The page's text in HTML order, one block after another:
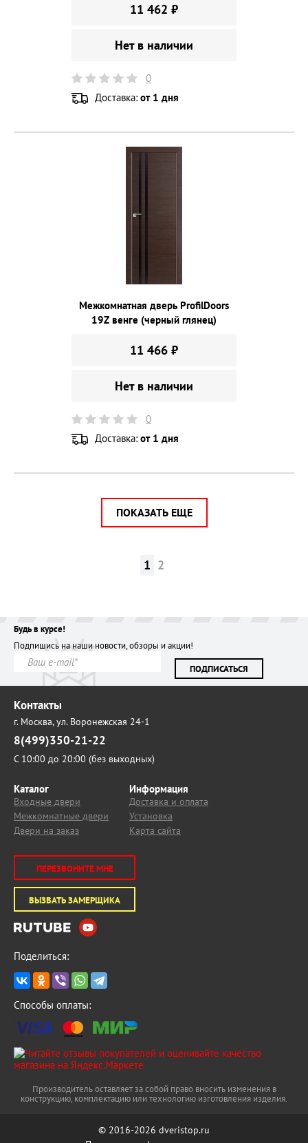
11 462 ₽
Нет в наличии
0
Доставка: от 1 дня
Межкомнатная дверь ProfilDoors
19Z венге (черный глянец)
11 466 ₽
Нет в наличии
0
Доставка: от 1 дня
ПОКАЗАТЬ ЕЩЕ
1 2
Будь в курсе!
Подпишись на наши новости, обзоры и акции!
ПОДПИСАТЬСЯ
Контакты
г. Москва,ул. Воронежская 24-1
8(499)350-21-22
С 10:00 до 20:00 (без выходных)
Каталог
Входные двери
Межкомнатные двери
Двери на заказ
Информация
Доставка и оплата
Установка
Карта сайта
ПЕРЕЗВОНИТЕ МНЕ
ВЫЗВАТЬ ЗАМЕРЩИКА
Поделиться:
Способы оплаты:
Производитель оставляет за собой право вносить изменения в
конструкцию, комплектацию или технологию изготовления изделия.
© 2016-2026 dveristop.ru